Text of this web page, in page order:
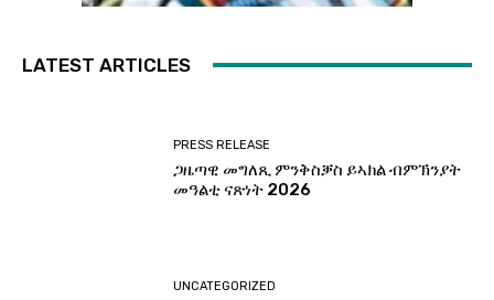
LATEST ARTICLES
PRESS RELEASE
ጋዜጣዊ መግለጺ ምንቅስቓስ ይኣክል ብምኽንያት
መዓልቲ ናጽነት 2026
UNCATEGORIZED